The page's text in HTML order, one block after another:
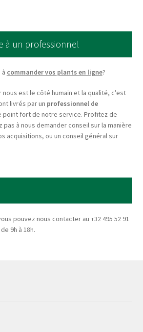
options
may
be
chosen
the
product
page
à un professionnel
commander vos plants en ligne?
est le côté humain et la qualité, c’est
livrés par un professionnel de
point fort de notre service. Profitez de
pas à nous demander conseil sur la manière
acquisitions, ou un conseil général sur
pouvez nous contacter au +32 495 52 91
9h à 18h.